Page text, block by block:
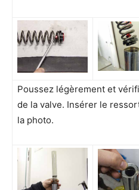
Poussez légèrement et
de la valve. Insérer le
la photo.